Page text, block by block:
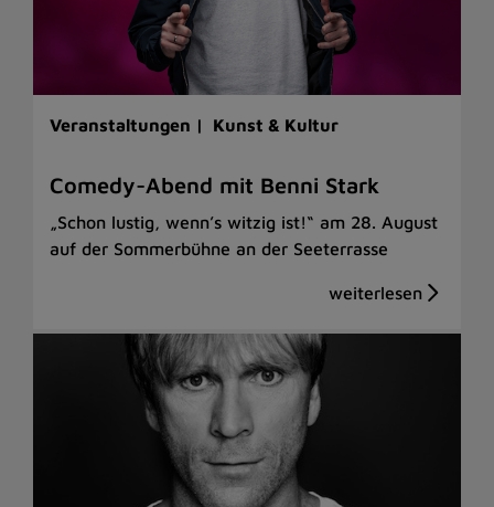
Veranstaltungen | Kunst & Kultur
Comedy-Abend mit Benni Stark
„Schon lustig, wenn’s witzig ist!“ am 28. August
auf der Sommerbühne an der Seeterrasse